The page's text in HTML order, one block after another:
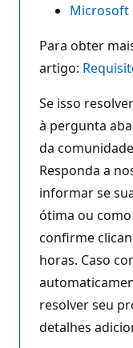
Microsoft
Para obter
artigo:
Se isso
à pergunta
da
Responda a
informar se
ótima ou
confirme
horas. Caso
resolver seu
detalhes